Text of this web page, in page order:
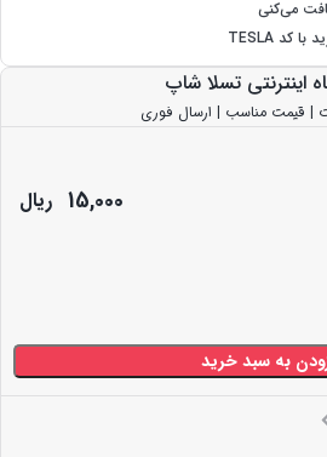
می‌کنی
اینترنتی تسلا شاپ
| قیمت مناسب | ارسال فوری
15,000 ریال
به سبد خرید